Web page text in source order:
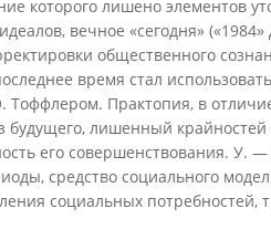
которого лишено элементов
вечное «сегодня»
общественного
время стал
Тоффлером. Практопия, в
будущего, лишенный
его совершенствования. У.
средство социального
социальных потребностей,